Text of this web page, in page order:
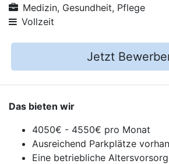
Medizin, Gesundheit, Pflege
Vollzeit
Jetzt
Das bieten wir
4050€ - 4550€ pro Monat
Ausreichend Parkplätze
Eine betriebliche